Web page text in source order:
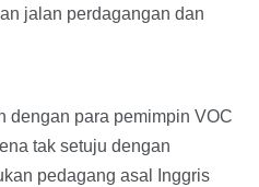
jalan perdagangan dan
dengan para pemimpin VOC
tak setuju dengan
pedagang asal Inggris